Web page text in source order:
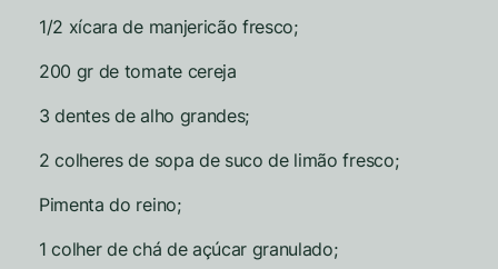
1/2 xícara de manjericão fresco;
200 gr de tomate cereja
3 dentes de alho grandes;
2 colheres de sopa de suco de limão fresco;
Pimenta do reino;
1 colher de chá de açúcar granulado;